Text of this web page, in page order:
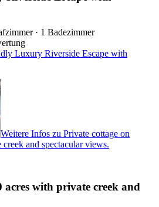
· 1 Badezimmer
Luxury Riverside Escape with
Weitere Infos zu Private cottage on
and spectacular views.
acres with private creek and